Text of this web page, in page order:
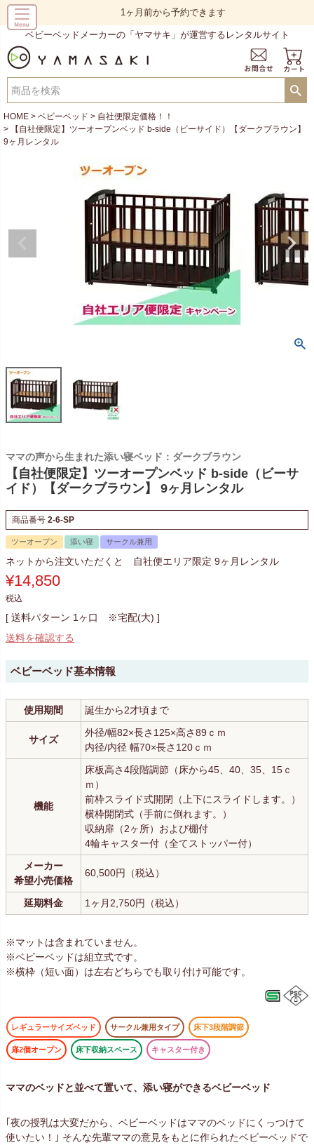
1ヶ月前から予約できます
ベビーベッドメーカーの「ヤマサキ」が運営するレンタルサイト
HOME ベビーベッド
自社便限定価格！！
【自社便限定】ツーオープンベッド b-side（ビーサイド）【ダークブラウン】
9ヶ月レンタル
ママの声から生まれた添い寝ベッド：ダークブラウン
【自社便限定】ツーオープンベッド b-side（ビーサ
イド）【ダークブラウン】 9ヶ月レンタル
商品番号 2-6-SP
ツーオープン 添い寝 サークル兼用
ネットから注文いただくと 自社便エリア限定 9ヶ月レンタル
¥14,850
税込
送料パターン 1ヶ口 ※宅配(大)
送料を確認する
ベビーベッド基本情報
使用期間 誕生から2才頃まで
サイズ
外径/幅82×長さ125×高さ89ｃｍ
内径/内径 幅70×長さ120ｃｍ
機能
床板高さ4段階調節（床から45、40、35、15ｃ
ｍ）
前枠スライド式開閉（上下にスライドします。）
横枠開閉式（手前に倒れます。）
収納扉（2ヶ所）および棚付
4輪キャスター付（全てストッパー付）
メーカー
希望小売価格
60,500円（税込）
延期料金 1ヶ月2,750円（税込）
※マットは含まれていません。
※ベビーベッドは組立式です。
※横枠（短い面）は左右どちらでも取り付け可能です。
レギュラーサイズベッド サークル兼用タイプ 床下3段階調節
扉2個オープン 床下収納スペース キャスター付き
ママのベッドと並べて置いて、添い寝ができるベビーベッド
｢夜の授乳は大変だから、ベビーベッドはママのベッドにくっつけて
使いたい！｣ そんな先輩ママの意見をもとに作られたベビーベッドで